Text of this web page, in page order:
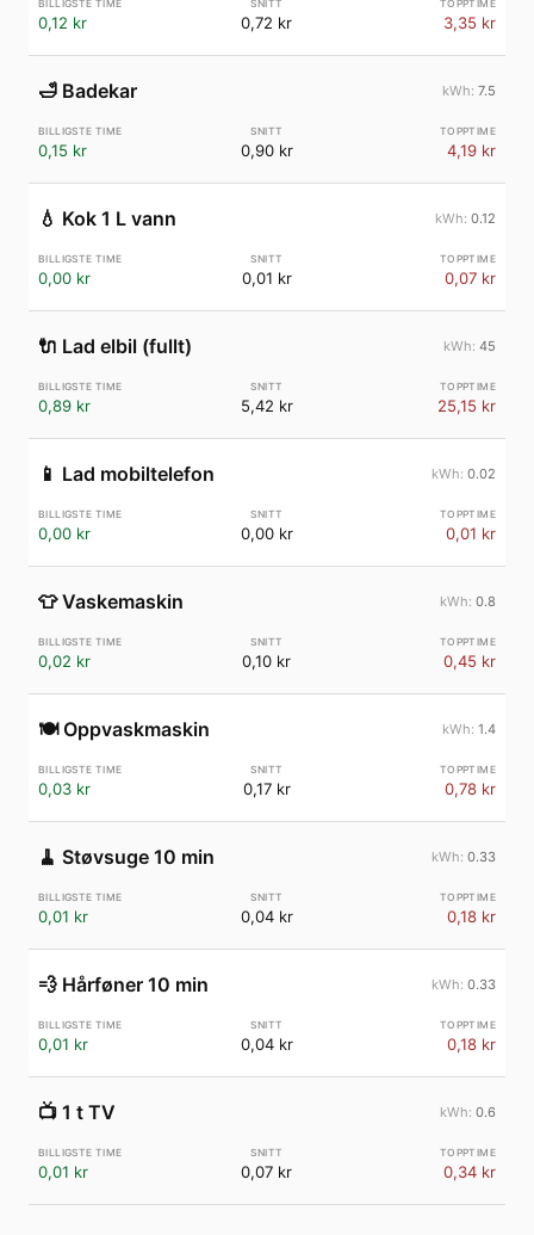
0,12 kr 0,72 kr 3,35 kr
🛁 Badekar 7.5
0,15 kr 0,90 kr 4,19 kr
💧 Kok 1 L vann 0.12
0,00 kr 0,01 kr 0,07 kr
🔌 Lad elbil (fullt) 45
0,89 kr 5,42 kr 25,15 kr
📱 Lad mobiltelefon 0.02
0,00 kr 0,00 kr 0,01 kr
👕 Vaskemaskin 0.8
0,02 kr 0,10 kr 0,45 kr
🍽️ Oppvaskmaskin 1.4
0,03 kr 0,17 kr 0,78 kr
🧹 Støvsuge 10 min 0.33
0,01 kr 0,04 kr 0,18 kr
💨 Hårføner 10 min 0.33
0,01 kr 0,04 kr 0,18 kr
📺 1 t TV 0.6
0,01 kr 0,07 kr 0,34 kr